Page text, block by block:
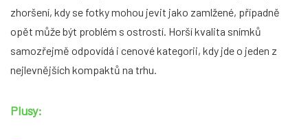
zhoršení, kdy se fotky mohou jevit jako zamlžené, případně
opět může být problém s ostrostí. Horší kvalita snímků
samozřejmě odpovídá i cenové kategorii, kdy jde o jeden z
nejlevnějších kompaktů na trhu.
Plusy: